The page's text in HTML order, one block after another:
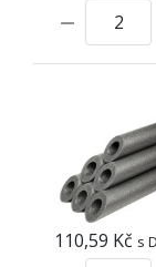
110,59 Kč s